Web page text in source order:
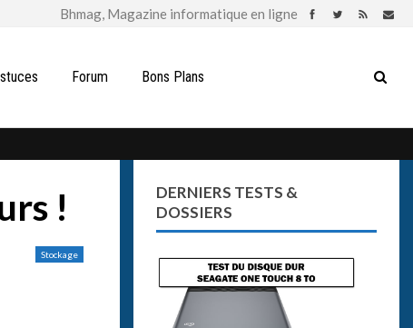
Forum Bons Plans
!
Stockage
DERNIERS TESTS &
DOSSIERS